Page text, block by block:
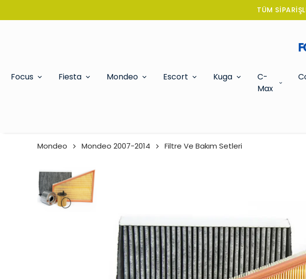
TÜM
Focus Fiesta Mondeo Escort Kuga
C-
Max
Mondeo Mondeo 2007-2014 Filtre Ve Bakım Setleri